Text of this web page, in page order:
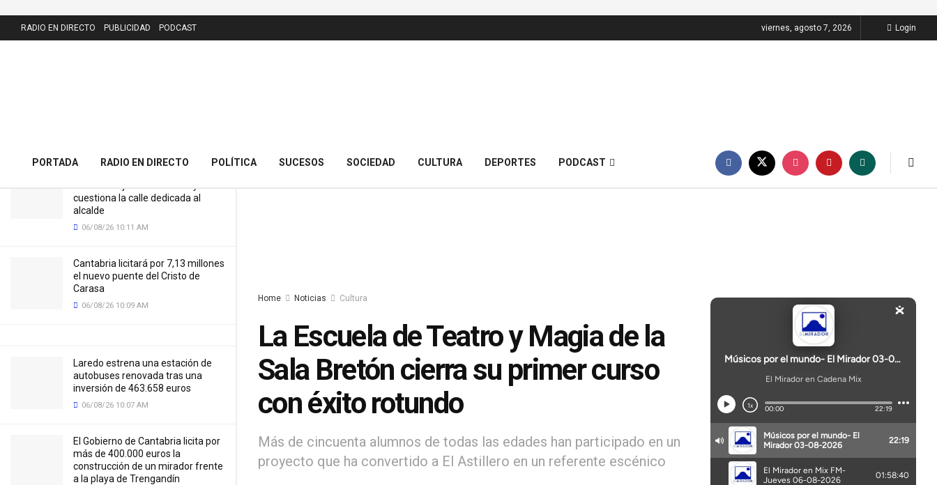
cuestiona la calle dedicada al
alcalde
06/08/26 10:11 AM
Cantabria licitará por 7,13 millones
el nuevo puente del Cristo de
Carasa
06/08/26 10:09 AM
Laredo estrena una estación de
autobuses renovada tras una
inversión de 463.658 euros
06/08/26 10:07 AM
El Gobierno de Cantabria licita por
más de 400.000 euros la
construcción de un mirador frente
a la playa de Trengandín
RADIO EN DIRECTO PUBLICIDAD PODCAST viernes, agosto 7, 2026 Login
PORTADA RADIO EN DIRECTO POLÍTICA SUCESOS SOCIEDAD CULTURA DEPORTES PODCAST
Home Noticias Cultura
La Escuela de Teatro y Magia de la
Sala Bretón cierra su primer curso
con éxito rotundo
Más de cincuenta alumnos de todas las edades han participado en un
proyecto que ha convertido a El Astillero en un referente escénico